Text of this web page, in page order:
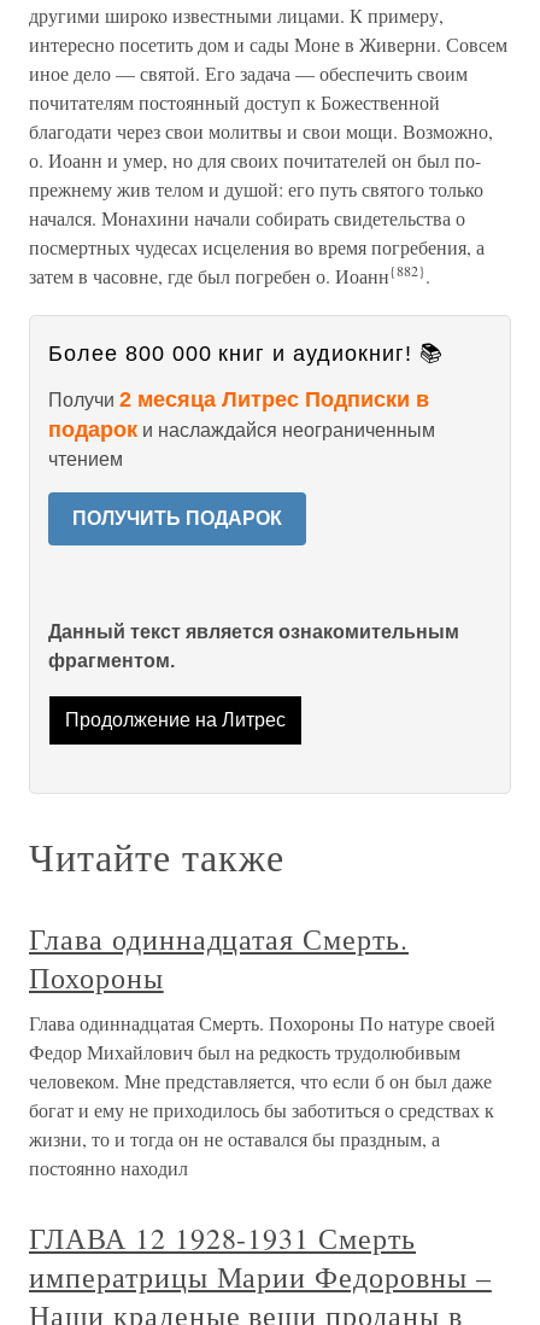
другими широко известными лицами. К примеру,
интересно посетить дом и сады Моне в Живерни. Совсем
иное дело — святой. Его задача — обеспечить своим
почитателям постоянный доступ к Божественной
благодати через свои молитвы и свои мощи. Возможно,
о. Иоанн и умер, но для своих почитателей он был по-
прежнему жив телом и душой: его путь святого только
начался. Монахини начали собирать свидетельства о
посмертных чудесах исцеления во время погребения, а
затем в часовне, где был погребен о. Иоанн{882}.
Более 800 000 книг и аудиокниг! 📚
Получи 2 месяца Литрес Подписки в
подарок и наслаждайся неограниченным
чтением
ПОЛУЧИТЬ ПОДАРОК
Данный текст является ознакомительным
фрагментом.
Продолжение на Литрес
Читайте также
Глава одиннадцатая Смерть.
Похороны
Глава одиннадцатая Смерть. Похороны По натуре своей
Федор Михайлович был на редкость трудолюбивым
человеком. Мне представляется, что если б он был даже
богат и ему не приходилось бы заботиться о средствах к
жизни, то и тогда он не оставался бы праздным, а
постоянно находил
ГЛАВА 12 1928-1931 Смерть
императрицы Марии Федоровны –
Наши краденые вещи проданы в